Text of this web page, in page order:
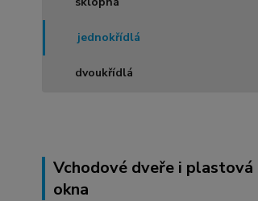
jednokřídlá
dvoukřídlá
Vchodové dveře i plastová
okna